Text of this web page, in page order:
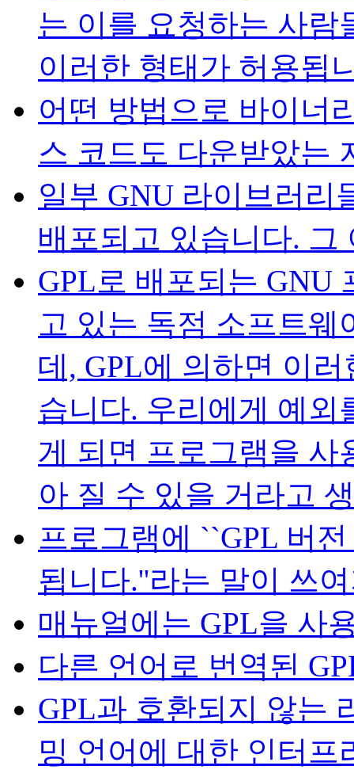
는 이를 요청하는 사람
이러한 형태가 허용됩
어떤 방법으로 바이너
스 코드도 다운받았는
일부 GNU 라이브러리
배포되고 있습니다. 그
GPL로 배포되는 GNU
고 있는 독점 소프트
데, GPL에 의하면 이
습니다. 우리에게 예외
게 되면 프로그램을 사
아 질 수 있을 거라고
프로그램에 ``GPL 버
됩니다.''라는 말이 쓰
매뉴얼에는 GPL을 사
다른 언어로 번역된
GPL과 호환되지 않는
밍 언어에 대한 인터프